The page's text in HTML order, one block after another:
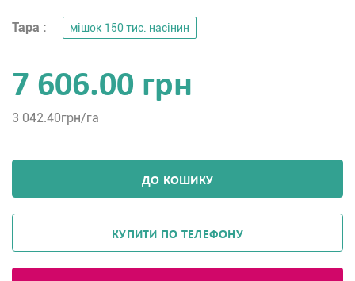
Тара : мішок 150 тис. насінин
7 606.00 грн
3 042.40грн/га
ДО КОШИКУ
КУПИТИ ПО ТЕЛЕФОНУ